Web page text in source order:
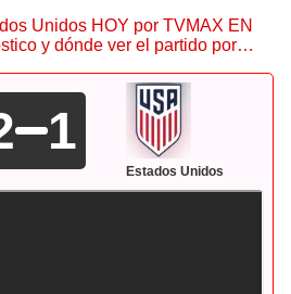
Unidos HOY por TVMAX EN
y dónde ver el partido por
1
Estados Unidos